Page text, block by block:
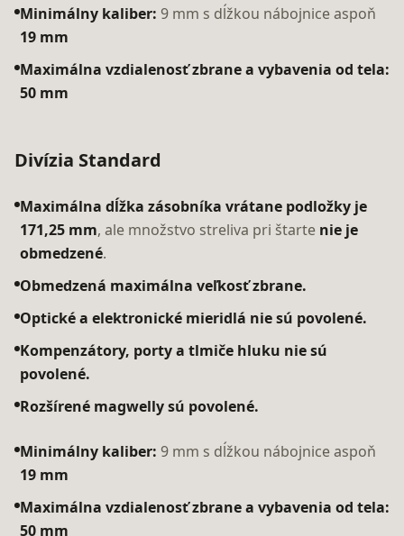
Minimálny kaliber: 9 mm s dĺžkou nábojnice aspoň
19 mm
Maximálna vzdialenosť zbrane a vybavenia od tela:
50 mm
Divízia Standard
Maximálna dĺžka zásobníka vrátane podložky je
171,25 mm, ale množstvo streliva pri štarte nie je
obmedzené.
Obmedzená maximálna veľkosť zbrane.
Optické a elektronické mieridlá nie sú povolené.
Kompenzátory, porty a tlmiče hluku nie sú
povolené.
Rozšírené magwelly sú povolené.
Minimálny kaliber: 9 mm s dĺžkou nábojnice aspoň
19 mm
Maximálna vzdialenosť zbrane a vybavenia od tela:
50 mm